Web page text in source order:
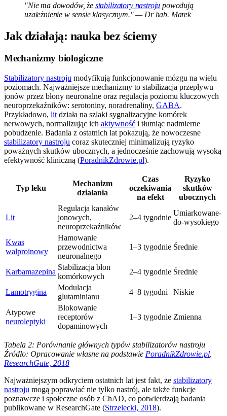
"Nie ma dowodów, że stabilizatory nastroju powodują
uzależnienie w sensie klasycznym." — Dr hab. Marek
Jak działają: nauka bez ściemy
Mechanizmy biologiczne
Stabilizatory nastroju modyfikują funkcjonowanie mózgu na wielu
poziomach. Najważniejsze mechanizmy to stabilizacja przepływu
jonów przez błony neuronalne oraz regulacja poziomu kluczowych
neuroprzekaźników: serotoniny, noradrenaliny, GABA.
Przykładowo, lit działa na szlaki sygnalizacyjne komórek
nerwowych, normalizując ich aktywność i tłumiąc nadmierne
pobudzenie. Badania z ostatnich lat pokazują, że nowoczesne
stabilizatory nastroju coraz skuteczniej minimalizują ryzyko
poważnych skutków ubocznych, a jednocześnie zachowują wysoką
efektywność kliniczną (PoradnikZdrowie.pl).
Typ leku
Mechanizm
działania
Czas
oczekiwania
na efekt
Ryzyko
skutków
ubocznych
Lit
Regulacja kanałów
jonowych,
neuroprzekaźników
2–4 tygodnie
Umiarkowane-
do-wysokiego
Kwas
walproinowy
Hamowanie
przewodnictwa
neuronalnego
1–3 tygodnie Średnie
Karbamazepina
Stabilizacja błon
komórkowych
2–4 tygodnie Średnie
Lamotrygina
Modulacja
glutaminianu
4–8 tygodni Niskie
Atypowe
neuroleptyki
Blokowanie
receptorów
dopaminowych
1–3 tygodnie Zmienna
Tabela 2: Porównanie głównych typów stabilizatorów nastroju
Źródło: Opracowanie własne na podstawie PoradnikZdrowie.pl
ResearchGate, 2018
Najważniejszym odkryciem ostatnich lat jest fakt, że stabilizatory
nastroju mogą poprawiać nie tylko nastrój, ale także funkcje
poznawcze i społeczne osób z ChAD, co potwierdzają badania
publikowane w ResearchGate (Strzelecki, 2018).